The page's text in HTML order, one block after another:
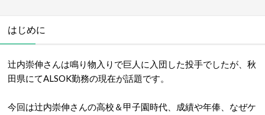
はじめに
辻内崇伸さんは鳴り物入りで巨人に入団した投手でしたが、秋
田県にてALSOK勤務の現在が話題です。
今回は辻内崇伸さんの高校＆甲子園時代、成績や年俸、なぜケ